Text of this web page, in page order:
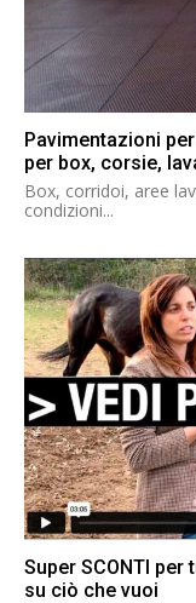
Pavimentazioni
per box, corsie,
Box, corridoi, aree
condizioni...
Super SCONTI
su ciò che vuoi